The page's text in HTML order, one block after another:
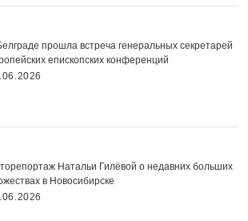
прошла встреча генеральных секретарей
епископских конференций
Натальи Гилёвой о недавних больших
в Новосибирске